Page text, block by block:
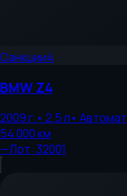
Санкции4
BMWZ4
2009г.• 2.5л• Автомат
54 000км
—Лот: 32001